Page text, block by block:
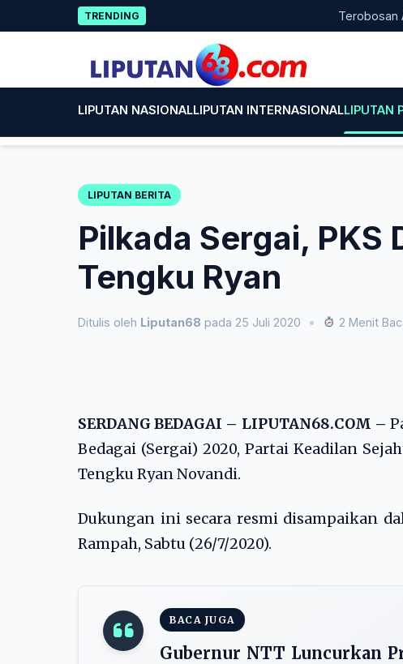
to
TRENDING Terobosan
LIPUTAN NASIONALLIPUTAN INTERNASIONALLIPUTAN
LIPUTAN BERITA
Pilkada Sergai, PKS
Tengku Ryan
Ditulis oleh Liputan68 pada 25 Juli 2020 • 2 Menit
SERDANG BEDAGAI – LIPUTAN68.COM –
Bedagai (Sergai) 2020, Partai Keadilan
Tengku Ryan Novandi.
Dukungan ini secara resmi disampaikan
Rampah, Sabtu (26/7/2020).
BACA JUGA
Gubernur NTT Luncurkan